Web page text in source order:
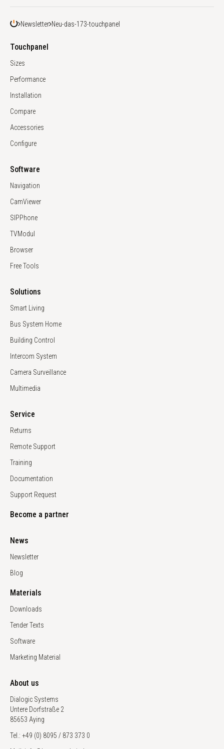
Newsletter Neu-das-173-touchpanel
Touchpanel
Sizes
Performance
Installation
Compare
Accessories
Configure
Software
Navigation
CamViewer
SIPPhone
TVModul
Browser
Free Tools
Solutions
Smart Living
Bus System Home
Building Control
Intercom System
Camera Surveillance
Multimedia
Service
Returns
Remote Support
Training
Documentation
Support Request
Become a partner
News
Newsletter
Blog
Materials
Downloads
Tender Texts
Software
Marketing Material
About us
Dialogic Systems
Untere Dorfstraße 2
85653 Aying
Tel.: +49 (0) 8095 / 873 373 0